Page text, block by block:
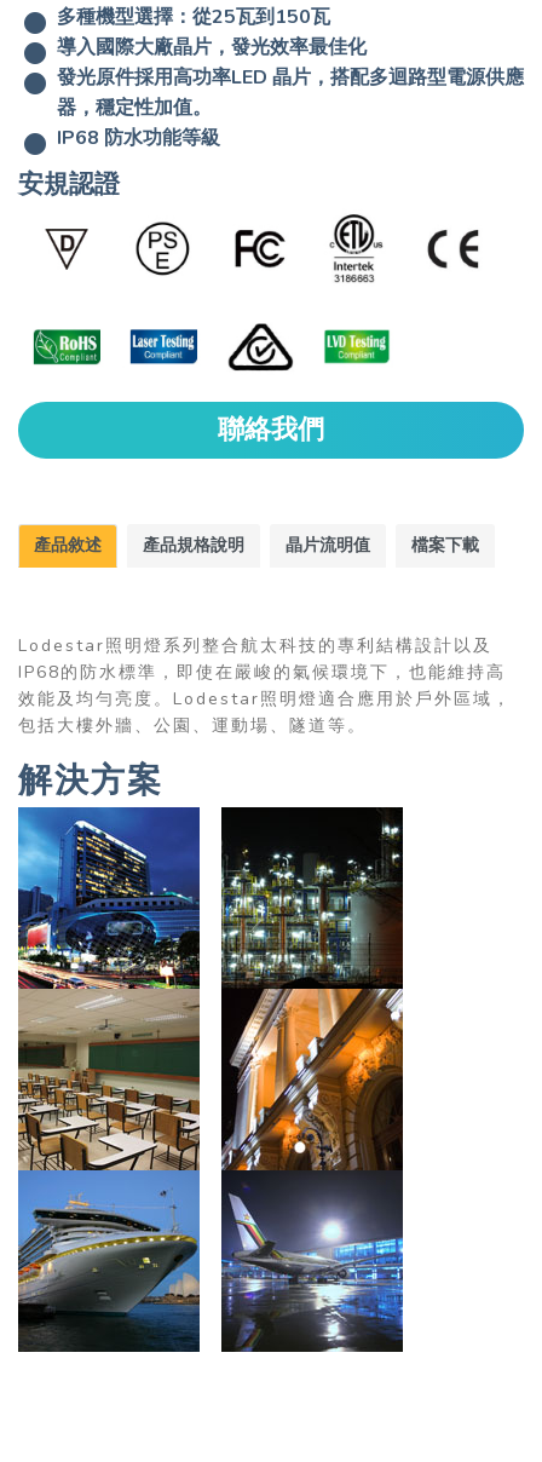
多種機型選擇：從25瓦到150瓦
導入國際大廠晶片，發光效率最佳化
發光原件採用高功率LED 晶片，搭配多迴路型電源供應
器，穩定性加值。
IP68 防水功能等級
安規認證
聯絡我們
產品敘述 產品規格說明 晶片流明值 檔案下載
Lodestar照明燈系列整合航太科技的專利結構設計以及
IP68的防水標準，即使在嚴峻的氣候環境下，也能維持高
效能及均勻亮度。Lodestar照明燈適合應用於戶外區域，
包括大樓外牆、公園、運動場、隧道等。
解決方案